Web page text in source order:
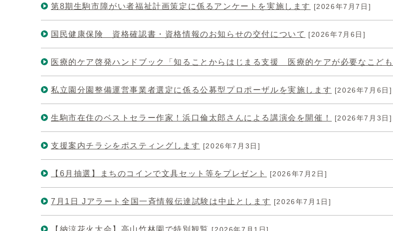
第8期生駒市障がい者福祉計画策定に係るアンケートを実施します [2026年7月7日]
国民健康保険 資格確認書・資格情報のお知らせの交付について [2026年7月6日]
医療的ケア啓発ハンドブック「知ることからはじまる支援 医療的ケアが必要なこども
私立園分園整備運営事業者選定に係る公募型プロポーザルを実施します [2026年7月6日]
生駒市在住のベストセラー作家！浜口倫太郎さんによる講演会を開催！ [2026年7月3日]
支援案内チラシをポスティングします [2026年7月3日]
【6月抽選】まちのコインで文具セット等をプレゼント [2026年7月2日]
7月1日 Jアラート全国一斉情報伝達試験は中止とします [2026年7月1日]
【納涼花火大会】高山竹林園で特別観覧